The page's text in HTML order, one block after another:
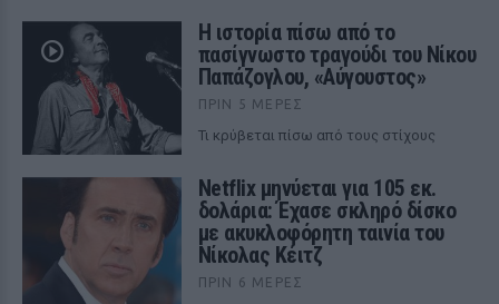
Η ιστορία πίσω από το
πασίγνωστο τραγούδι του Νίκου
Παπάζογλου, «Αύγουστος»
ΠΡΙΝ 5 ΜΈΡΕΣ
Τι κρύβεται πίσω από τους στίχους
Netflix μηνύεται για 105 εκ.
δολάρια: Έχασε σκληρό δίσκο
με ακυκλοφόρητη ταινία του
Νίκολας Κέιτζ
ΠΡΙΝ 6 ΜΈΡΕΣ